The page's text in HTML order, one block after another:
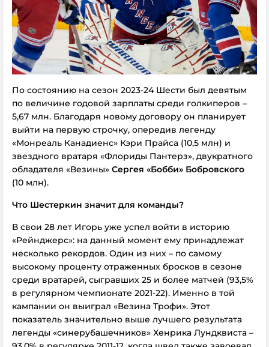
По состоянию на сезон 2023-24 Шести был девятым
по величине годовой зарплаты среди голкиперов –
5,67 млн. Благодаря новому договору он планирует
выйти на первую строчку, опередив легенду
«Монреаль Канадиенс» Кэри Прайса (10,5 млн) и
звездного вратаря «Флориды Пантерз», двукратного
обладателя «Везины» Сергея «Бобби» Бобровского
(10 млн).
Что Шестеркин значит для команды?
В свои 28 лет Игорь уже успел войти в историю
«Рейнджерс»: на данный момент ему принадлежат
несколько рекордов. Один из них – по самому
высокому проценту отраженных бросков в сезоне
среди вратарей, сыгравших 25 и более матчей (93,5%
в регулярном чемпионате 2021-22). Именно в той
кампании он выиграл «Везина Трофи». Этот
показатель значительно выше лучшего результата
легенды «синерубашечников» Хенрика Лундквиста –